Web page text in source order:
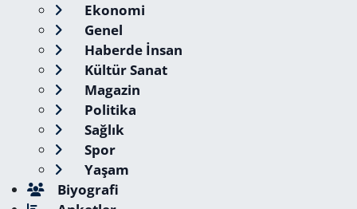
Ekonomi
Genel
Haberde İnsan
Kültür Sanat
Magazin
Politika
Sağlık
Spor
Yaşam
Biyografi